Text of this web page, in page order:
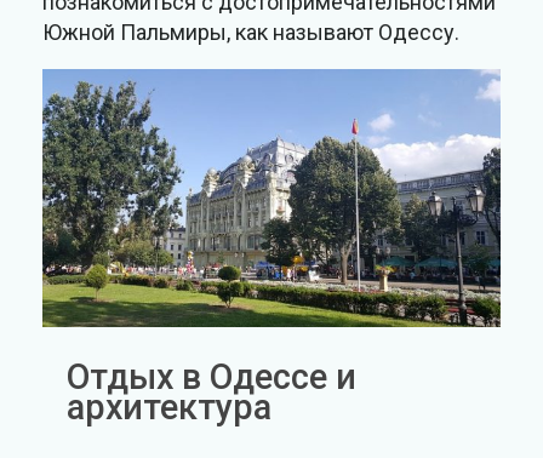
Южной Пальмиры, как называют Одессу.
Отдых в Одессе и
архитектура